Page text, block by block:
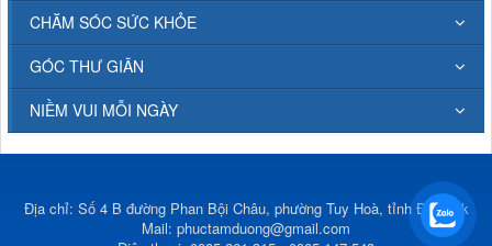
CHĂM SÓC SỨC KHỎE
GÓC THƯ GIÃN
NIỀM VUI MỖI NGÀY
Địa chỉ: Số 4 B đường Phan Bội Châu, phường Tuy Hoà, tỉnh Đắk Lắk
Mail: phuctamduong@gmail.com